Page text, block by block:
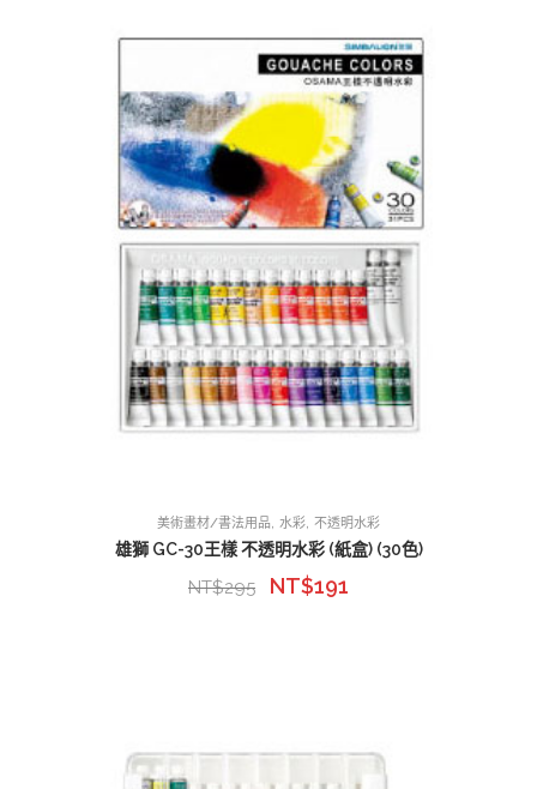
美術畫材/書法用品 水彩 不透明水彩
雄獅 GC-30王樣 不透明水彩 (紙盒) (30色)
NT$295 NT$191